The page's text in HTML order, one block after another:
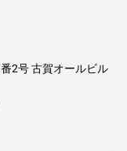
2号 古賀オールビル